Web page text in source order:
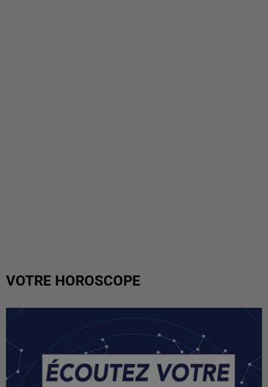
VOTRE HOROSCOPE